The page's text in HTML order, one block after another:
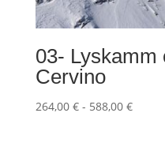
03- Lyskamm
Cervino
264,00 € - 588,00 €Fascia